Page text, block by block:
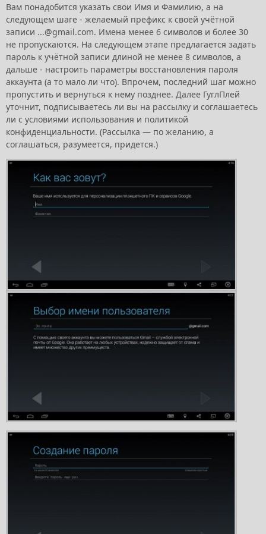
Вам понадобится указать свои Имя и Фамилию, а на
следующем шаге - желаемый префикс к своей учётной
записи ...@gmail.com. Имена менее 6 символов и более 30
не пропускаются. На следующем этапе предлагается задать
пароль к учётной записи длиной не менее 8 символов, а
дальше - настроить параметры восстановления пароля
аккаунта (а то мало ли что). Впрочем, последний шаг можно
пропустить и вернуться к нему позднее. Далее ГуглПлей
уточнит, подписываетесь ли вы на рассылку и соглашаетесь
ли с условиями использования и политикой
конфиденциальности. (Рассылка — по желанию, а
соглашаться, разумеется, придется.)